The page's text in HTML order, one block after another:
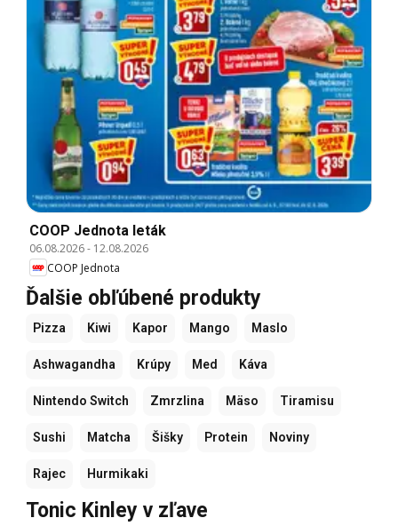
COOP Jednota leták
06.08.2026- 12.08.2026
COOP Jednota
Ďalšie obľúbené produkty
Pizza Kiwi Kapor Mango Maslo
Ashwagandha Krúpy Med Káva
Nintendo Switch Zmrzlina Mäso Tiramisu
Sushi Matcha Šišky Protein Noviny
Rajec Hurmikaki
Tonic Kinley v zľave